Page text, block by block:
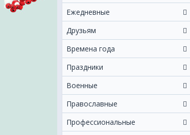
Ежeдневные
Друзьям
Времена года
Праздники
Военные
Православные
Профессиональные